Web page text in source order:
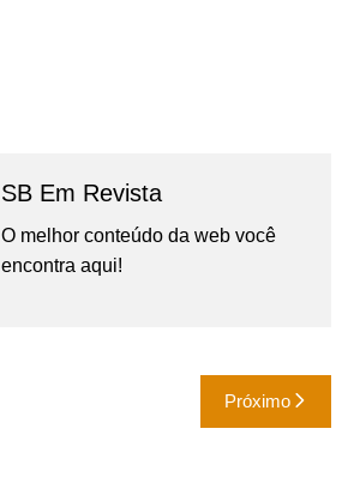
SB Em Revista
O melhor conteúdo da web você
encontra aqui!
Próximo